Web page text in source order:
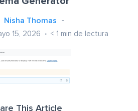
Nisha Thomas
15, 2026 < 1 min de lectura
This Article